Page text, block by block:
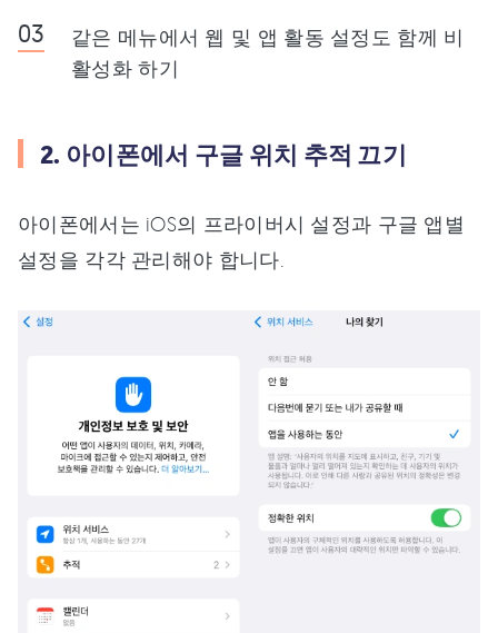
같은 메뉴에서 웹 및 앱 활동 설정도 함께 비
활성화 하기
2. 아이폰에서 구글 위치 추적 끄기
아이폰에서는 iOS의 프라이버시 설정과 구글 앱별
설정을 각각 관리해야 합니다.